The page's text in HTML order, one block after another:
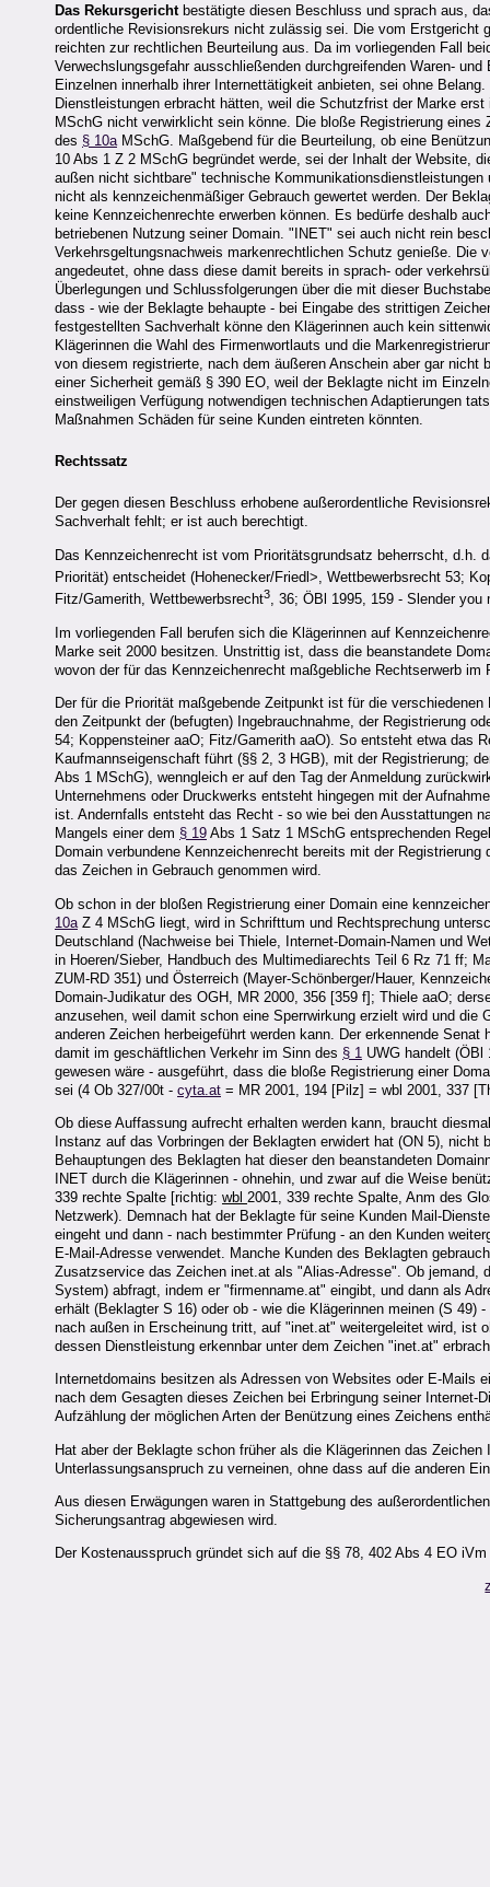
Das Rekursgericht bestätigte diesen Beschluss und sprach aus,
ordentliche Revisionsrekurs nicht zulässig sei. Die vom Erstgericht
reichten zur rechtlichen Beurteilung aus. Da im vorliegenden Fall
Verwechslungsgefahr ausschließenden durchgreifenden Waren-
Einzelnen innerhalb ihrer Internettätigkeit anbieten, sei ohne
Dienstleistungen erbracht hätten, weil die Schutzfrist der Marke
MSchG nicht verwirklicht sein könne. Die bloße Registrierung
des § 10a MSchG. Maßgebend für die Beurteilung, ob eine
10 Abs 1 Z 2 MSchG begründet werde, sei der Inhalt der Website,
außen nicht sichtbare" technische
nicht als kennzeichenmäßiger Gebrauch gewertet werden. Der
keine Kennzeichenrechte erwerben können. Es bedürfe deshalb
betriebenen Nutzung seiner Domain. "INET" sei auch nicht rein
Verkehrsgeltungsnachweis markenrechtlichen Schutz genieße. Die
angedeutet, ohne dass diese damit bereits in sprach- oder
Überlegungen und Schlussfolgerungen über die mit dieser
dass - wie der Beklagte behaupte - bei Eingabe des strittigen
festgestellten Sachverhalt könne den Klägerinnen auch kein
Klägerinnen die Wahl des Firmenwortlauts und die
von diesem registrierte, nach dem äußeren Anschein aber gar
einer Sicherheit gemäß § 390 EO, weil der Beklagte nicht im
einstweiligen Verfügung notwendigen technischen Adaptierungen
Maßnahmen Schäden für seine Kunden eintreten könnten.
Rechtssatz
Der gegen diesen Beschluss erhobene außerordentliche
Sachverhalt fehlt; er ist auch berechtigt.
Das Kennzeichenrecht ist vom Prioritätsgrundsatz beherrscht, d.h.
Priorität) entscheidet (Hohenecker/Friedl>, Wettbewerbsrecht 53;
Fitz/Gamerith, Wettbewerbsrecht3, 36; ÖBl 1995, 159 - Slender you
Im vorliegenden Fall berufen sich die Klägerinnen auf
Marke seit 2000 besitzen. Unstrittig ist, dass die beanstandete
wovon der für das Kennzeichenrecht maßgebliche Rechtserwerb im
Der für die Priorität maßgebende Zeitpunkt ist für die
den Zeitpunkt der (befugten) Ingebrauchnahme, der Registrierung
54; Koppensteiner aaO; Fitz/Gamerith aaO). So entsteht etwa das
Kaufmannseigenschaft führt (§§ 2, 3 HGB), mit der Registrierung;
Abs 1 MSchG), wenngleich er auf den Tag der Anmeldung
Unternehmens oder Druckwerks entsteht hingegen mit der
ist. Andernfalls entsteht das Recht - so wie bei den Ausstattungen
Mangels einer dem § 19 Abs 1 Satz 1 MSchG entsprechenden
Domain verbundene Kennzeichenrecht bereits mit der
das Zeichen in Gebrauch genommen wird.
Ob schon in der bloßen Registrierung einer Domain eine
10a Z 4 MSchG liegt, wird in Schrifttum und Rechtsprechung
Deutschland (Nachweise bei Thiele, Internet-Domain-Namen und
in Hoeren/Sieber, Handbuch des Multimediarechts Teil 6 Rz 71 ff;
ZUM-RD 351) und Österreich (Mayer-Schönberger/Hauer,
Domain-Judikatur des OGH, MR 2000, 356 [359 f]; Thiele aaO;
anzusehen, weil damit schon eine Sperrwirkung erzielt wird und die
anderen Zeichen herbeigeführt werden kann. Der erkennende
damit im geschäftlichen Verkehr im Sinn des § 1 UWG handelt
gewesen wäre - ausgeführt, dass die bloße Registrierung einer
sei (4 Ob 327/00t - cyta.at = MR 2001, 194 [Pilz] = wbl 2001, 337
Ob diese Auffassung aufrecht erhalten werden kann, braucht
Instanz auf das Vorbringen der Beklagten erwidert hat (ON 5),
Behauptungen des Beklagten hat dieser den beanstandeten
INET durch die Klägerinnen - ohnehin, und zwar auf die Weise
339 rechte Spalte [richtig: wbl 2001, 339 rechte Spalte, Anm des
Netzwerk). Demnach hat der Beklagte für seine Kunden Mail-
eingeht und dann - nach bestimmter Prüfung - an den Kunden
E-Mail-Adresse verwendet. Manche Kunden des Beklagten
Zusatzservice das Zeichen inet.at als "Alias-Adresse". Ob jemand,
System) abfragt, indem er "firmenname.at" eingibt, und dann als
erhält (Beklagter S 16) oder ob - wie die Klägerinnen meinen (S
nach außen in Erscheinung tritt, auf "inet.at" weitergeleitet wird, ist
dessen Dienstleistung erkennbar unter dem Zeichen "inet.at"
Internetdomains besitzen als Adressen von Websites oder E-Mails
nach dem Gesagten dieses Zeichen bei Erbringung seiner
Aufzählung der möglichen Arten der Benützung eines Zeichens
Hat aber der Beklagte schon früher als die Klägerinnen das
Unterlassungsanspruch zu verneinen, ohne dass auf die anderen
Aus diesen Erwägungen waren in Stattgebung des
Sicherungsantrag abgewiesen wird.
Der Kostenausspruch gründet sich auf die §§ 78, 402 Abs 4 EO